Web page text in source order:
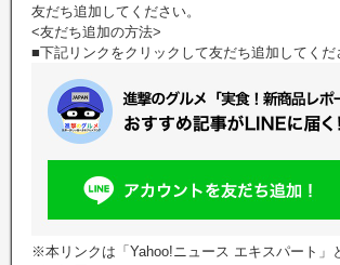
友だち追加してください。
<友だち追加の方法>
■下記リンクをクリックして友だち追加してくだ
※本リンクは「Yahoo!ニュース エキスパート」